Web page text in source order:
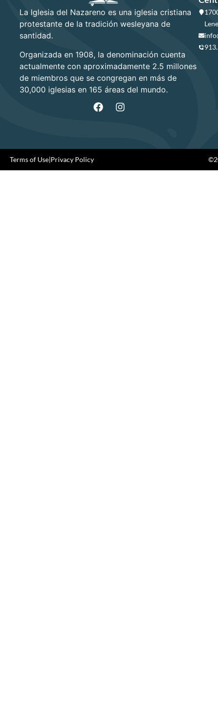
La Iglesia del Nazareno es una iglesia cristiana
protestante de la tradición wesleyana de
santidad.
Organizada en 1908, la denominación cuenta
actualmente con aproximadamente 2.5 millones
de miembros que se congregan en más de
30,000 iglesias en 165 áreas del mundo.
Terms of Use|Privacy Policy